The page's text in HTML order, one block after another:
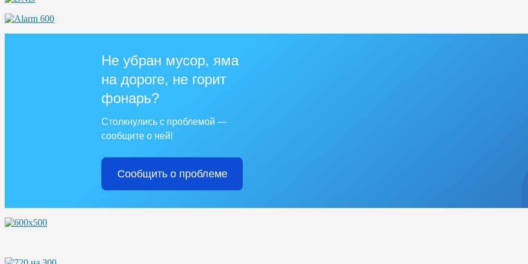
Не убран мусор, яма
на дороге, не горит
фонарь?
Столкнулись с проблемой —
сообщите о ней!
Сообщить о проблеме